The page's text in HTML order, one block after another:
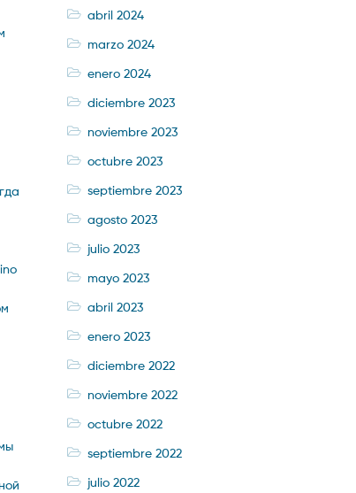
abril 2024
marzo 2024
enero 2024
diciembre 2023
noviembre 2023
octubre 2023
septiembre 2023
agosto 2023
julio 2023
mayo 2023
abril 2023
enero 2023
diciembre 2022
noviembre 2022
octubre 2022
septiembre 2022
julio 2022